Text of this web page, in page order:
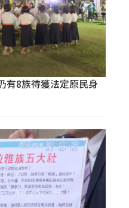
有8族待獲法定原民身